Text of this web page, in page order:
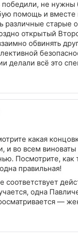
не нужны
помощь и
различные
открытый
обвинять
делали всё это
из главных
между собой в
эту войну. Этим
какая
и во всем
Посмотрите,
правильная!
одна
—